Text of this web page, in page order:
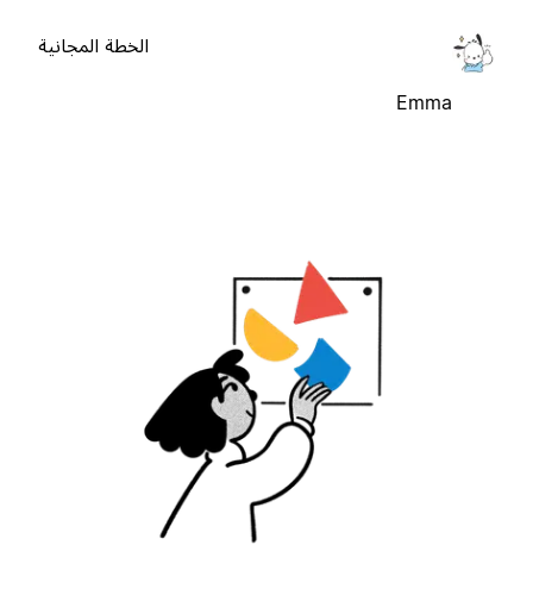
Emma
الخطة المجانية